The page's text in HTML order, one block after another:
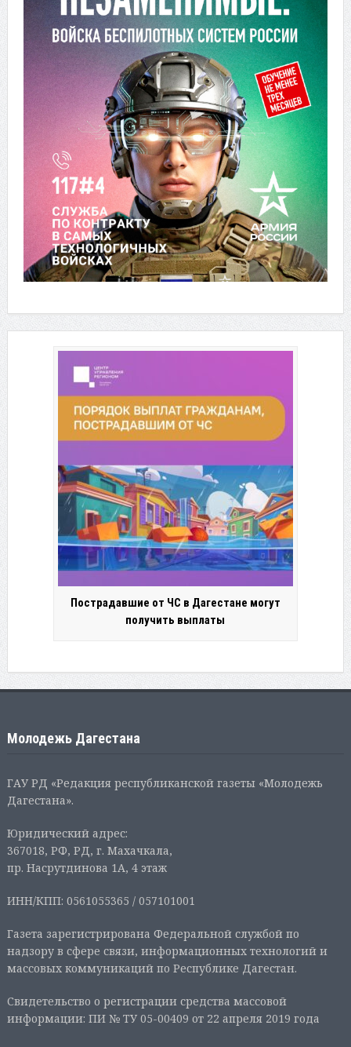
Пострадавшие от ЧС в Дагестане могут
получить выплаты
Молодежь Дагестана
ГАУ РД «Редакция республиканской газеты «Молодежь
Дагестана».
Юридический адрес:
367018, РФ, РД, г. Махачкала,
пр. Насрутдинова 1А, 4 этаж
ИНН/КПП: 0561055365 / 057101001
Газета зарегистрирована Федеральной службой по
надзору в сфере связи, информационных технологий и
массовых коммуникаций по Республике Дагестан.
Свидетельство о регистрации средства массовой
информации: ПИ № ТУ 05-00409 от 22 апреля 2019 года